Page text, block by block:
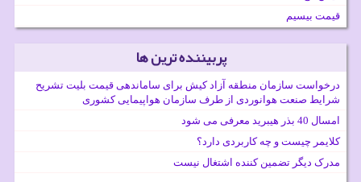
قیمت بیسیم
پربیننده ترین ها
درخواست سازمان منطقه آزاد کیش برای ساماندهی قیمت بلیت تشریح
شرایط صنعت هوانوردی از طرف سازمان هواپیمایی کشوری
امسال 40 بذر هیبرید معرفی می شود
کلایمر چیست و چه کاربردی دارد؟
مدرک دیگر تضمین کننده اشتغال نیست